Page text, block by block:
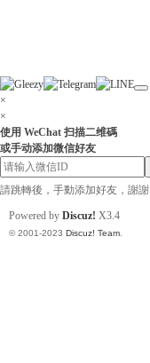
小
×
×
使用 WeChat 扫描二维碼
或手动添加微信好友
請跳轉後，手動添加好友，謝謝
Powered by Discuz! X3.4
© 2001-2023 Discuz! Team